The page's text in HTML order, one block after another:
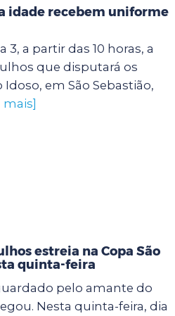
idade recebem uniforme
3, a partir das 10 horas, a
que disputará os
em São Sebastião,
mais]
estreia na Copa São
quinta-feira
pelo amante do
Nesta quinta-feira, dia